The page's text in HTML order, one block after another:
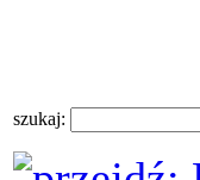
szukaj: